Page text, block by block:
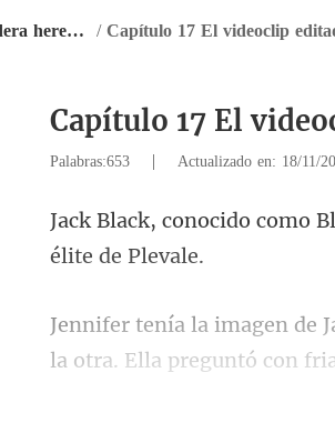
El regreso de la verdadera heredera abandonada / Capítulo 17 El videoclip
Capítulo 17 El
Palabras:653 | Actualizado en: 18/11/
la otra. Ella p